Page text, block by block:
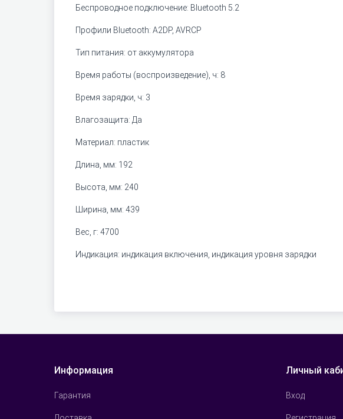
Беспроводное подключение: Bluetooth 5.2
Профили Bluetooth: A2DP, AVRCP
Тип питания: от аккумулятора
Время работы (воспроизведение), ч: 8
Время зарядки, ч: 3
Влагозащита: Да
Материал: пластик
Длина, мм: 192
Высота, мм: 240
Ширина, мм: 439
Вес, г: 4700
Индикация: индикация включения, индикация уровня зарядки
Информация
Гарантия
Личный
Вход